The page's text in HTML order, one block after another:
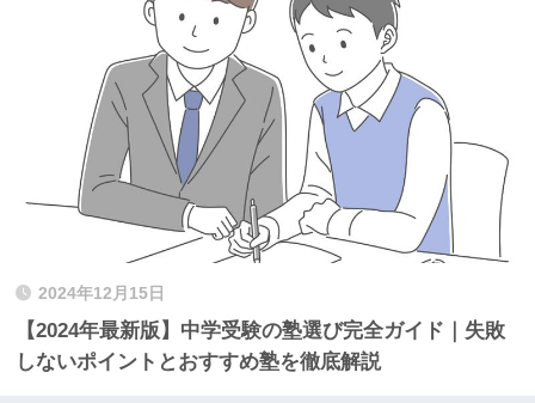
2024年12月15日
【2024年最新版】中学受験の塾選び完全ガイド｜失敗
しないポイントとおすすめ塾を徹底解説